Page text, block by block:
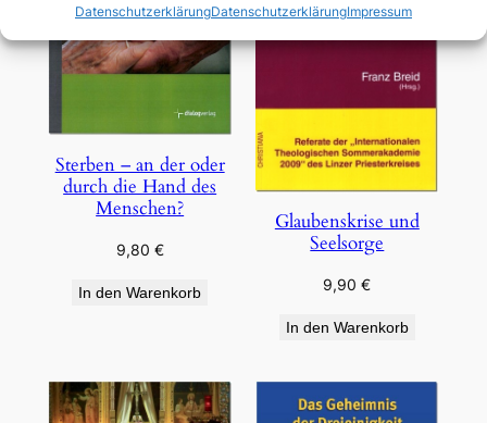
DatenschutzerklärungDatenschutzerklärungImpressum
Sterben – an der oder
durch die Hand des
Menschen?
9,80 €
In den Warenkorb
Glaubenskrise und
Seelsorge
9,90€
In den Warenkorb